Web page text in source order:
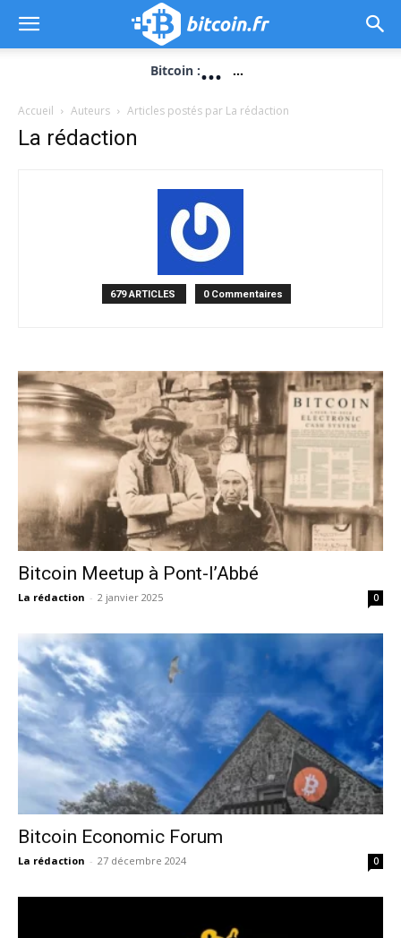
Bitcoin :... ...
Accueil Auteurs Articles postés par La rédaction
La rédaction
679 ARTICLES 0 Commentaires
Bitcoin Meetup à Pont-l’Abbé
La rédaction - 2 janvier 2025 0
Bitcoin Economic Forum
La rédaction - 27 décembre 2024 0